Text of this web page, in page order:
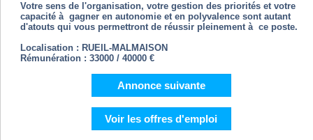
Votre sens de l'organisation, votre gestion des priorités et votre
capacité à gagner en autonomie et en polyvalence sont autant
d'atouts qui vous permettront de réussir pleinement à ce poste.
Localisation : RUEIL-MALMAISON
Rémunération : 33000 / 40000 €
Annonce suivante
Voir les offres d'emploi